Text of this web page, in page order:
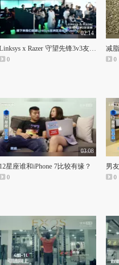
02:14
Linksys x Razer 守望先锋3v3友谊赛
0 0
03:08
12星座谁和iPhone 7比较有缘？
0 0